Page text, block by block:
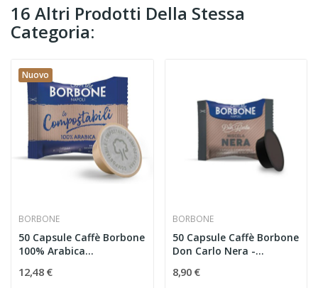
16 Altri Prodotti Della Stessa
Categoria:
Nuovo
BORBONE
50 Capsule Caffè Borbone
100% Arabica...
12,48 €
BORBONE
50 Capsule Caffè Borbone
Don Carlo Nera -...
8,90 €